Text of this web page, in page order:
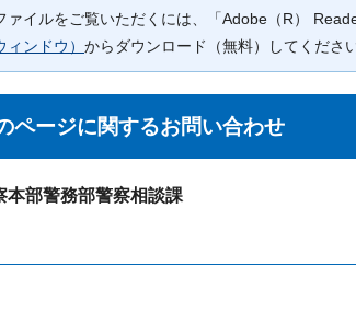
ァイルをご覧いただくには、「Adobe（R）
ィンドウ） からダウンロード（無料）してください
ページに関するお問い合わせ
本部警務部警察相談課